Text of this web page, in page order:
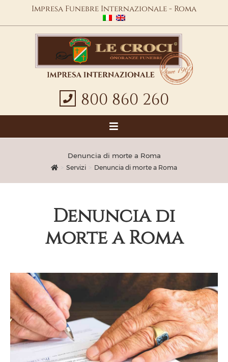
Impresa Funebre Internazionale - Roma
800 860 260
Denuncia di morte a Roma
Servizi Denuncia di morte a Roma
Denuncia di
morte a Roma